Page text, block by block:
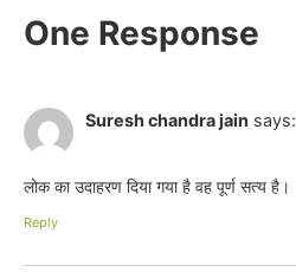
One Response
Suresh chandra jain says:
लोक का उदाहरण दिया गया है वह पूर्ण सत्य है।
Reply